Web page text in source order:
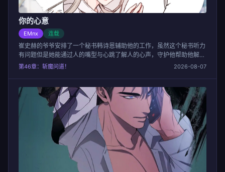
你的心意
EMnx 连载
崔史赫的爷爷安排了一个秘书韩诗恩辅助他的工作，虽然这个秘书听力
有问题但是她能通过人的嘴型与心跳了解人的心声，守护他帮助他解决
了很多问题，两人彼此互助慢慢喜欢上对方。
第46章：斩魔问道！ 2026-08-07